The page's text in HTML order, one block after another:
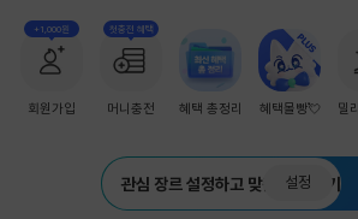
+1,000원
회원가입
첫충전 혜택
머니충전 혜택 총정리 혜택몰빵💘 밀
관심 장르 설정하고 맞춤 추천 받기
설정